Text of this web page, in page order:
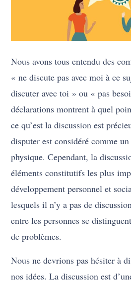
Nous avons tous entendu des
« ne discute pas avec moi à ce
discuter avec toi » ou « pas
déclarations montrent à quel
ce qu’est la discussion est
disputer est considéré comme
physique. Cependant, la
éléments constitutifs les plus
développement personnel et
lesquels il n’y a pas de
entre les personnes se
de problèmes.
Nous ne devrions pas hésiter à
nos idées. La discussion est